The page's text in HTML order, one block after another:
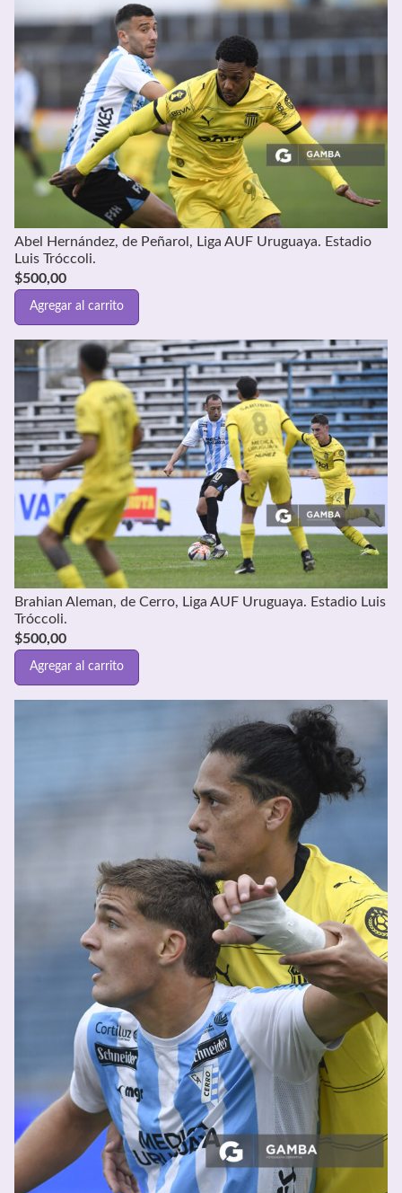
Abel Hernández, de Peñarol, Liga AUF Uruguaya. Estadio
Luis Tróccoli.
$500,00
Agregar al carrito
Brahian Aleman, de Cerro, Liga AUF Uruguaya. Estadio Luis
Tróccoli.
$500,00
Agregar al carrito